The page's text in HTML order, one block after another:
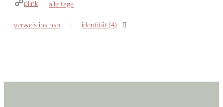
plink kategorien
alle tage
verweis ins hsb identität (4)